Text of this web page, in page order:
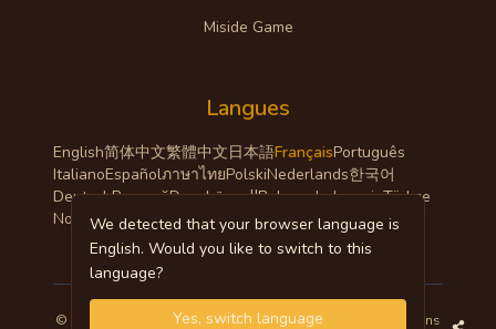
Miside Game
Langues
English简体中文繁體中文日本語FrançaisPortuguês
ItalianoEspañolภาษาไทยPolskiNederlands한국어
DeutschРусскийDanskالعربيةBahasa IndonesiaTürkçe
Norsk
© woodworm.org .Tous droits réservés. Conditions
We detected that your browser language is
English. Would you like to switch to this
language?
Yes, switch language